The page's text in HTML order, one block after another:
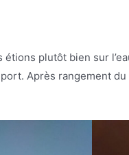
plutôt bien sur
Après rangement